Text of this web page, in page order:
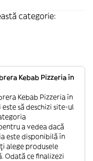
categorie:
Kebab Pizzeria în
Kebab Pizzeria în
să deschizi site-ul
a vedea dacă
este disponibilă în
alege produsele
Odată ce finalizezi